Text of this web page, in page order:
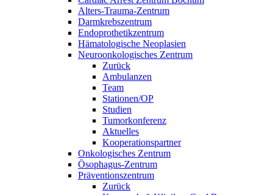
Alters-Trauma-Zentrum
Darmkrebszentrum
Endoprothetikzentrum
Hämatologische Neoplasien
Neuroonkologisches Zentrum
Zurück
Ambulanzen
Team
Stationen/OP
Studien
Tumorkonferenz
Aktuelles
Kooperationspartner
Onkologisches Zentrum
Ösophagus-Zentrum
Präventionszentrum
Zurück